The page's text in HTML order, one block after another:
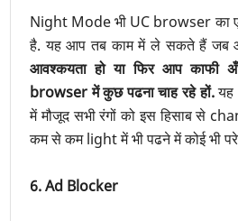
Night Mode भी UC browser का
है. यह आप तब काम में ले सकते हैं जब
आवश्कयता हो या फिर आप काफी
browser में कुछ पढना चाह रहे हों.यह
में मौजूद सभी रंगों को इस हिसाब से
कम से कम light में भी पढने में कोई भी
6. Ad Blocker